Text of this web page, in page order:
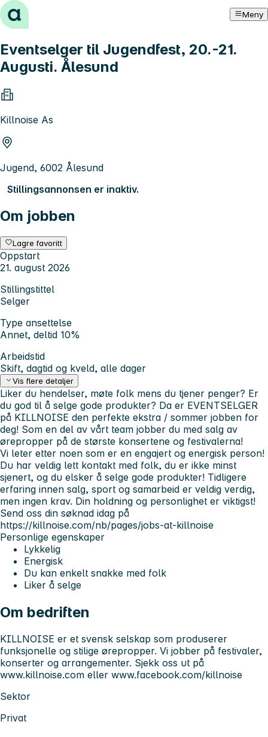
Hopp til innhold Meny
Eventselger til Jugendfest, 20.-21.
Augusti. Ålesund
Killnoise As
Jugend, 6002 Ålesund
Stillingsannonsen er inaktiv.
Om jobben
Lagre favoritt
Oppstart
21. august 2026
Stillingstittel
Selger
Type ansettelse
Annet, deltid 10%
Arbeidstid
Skift, dagtid og kveld, alle dager
Vis flere detaljer
Liker du hendelser, møte folk mens du tjener penger? Er
du god til å selge gode produkter? Da er EVENTSELGER
på KILLNOISE den perfekte ekstra / sommer jobben for
deg! Som en del av vårt team jobber du med salg av
ørepropper på de største konsertene og festivalerna!
Vi leter etter noen som er en engajert og energisk person!
Du har veldig lett kontakt med folk, du er ikke minst
sjenert, og du elsker å selge gode produkter! Tidligere
erfaring innen salg, sport og samarbeid er veldig verdig,
men ingen krav. Din holdning og personlighet er viktigst!
Send oss din søknad idag på
https://killnoise.com/nb/pages/jobs-at-killnoise
Personlige egenskaper
Lykkelig
Energisk
Du kan enkelt snakke med folk
Liker å selge
Om bedriften
KILLNOISE er et svensk selskap som produserer
funksjonelle og stilige ørepropper. Vi jobber på festivaler,
konserter og arrangementer. Sjekk oss ut på
www.killnoise.com eller www.facebook.com/killnoise
Sektor
Privat